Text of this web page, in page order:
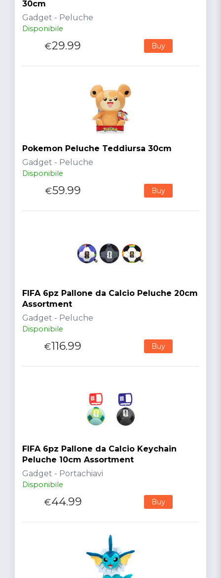
30cm
Gadget - Peluche
Disponibile
€29.99 Buy
Pokemon Peluche Teddiursa 30cm
Gadget - Peluche
Disponibile
€59.99 Buy
FIFA 6pz Pallone da Calcio Peluche 20cm
Assortment
Gadget - Peluche
Disponibile
€116.99 Buy
FIFA 6pz Pallone da Calcio Keychain
Peluche 10cm Assortment
Gadget - Portachiavi
Disponibile
€44.99 Buy